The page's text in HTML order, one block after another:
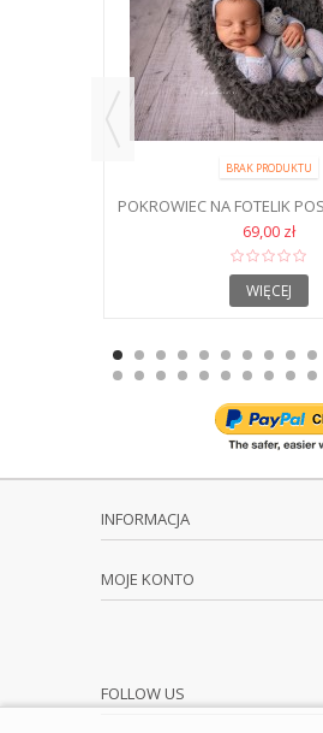
BRAK PRODUKTU
POKROWIEC NA FOTELIK
69,00 zł
WIĘCEJ
INFORMACJA
MOJE KONTO
FOLLOW US